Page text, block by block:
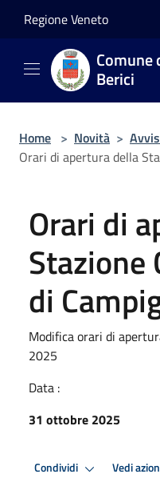
Regione Veneto
Comune
Berici
Home > Novità >
Orari di apertura della
Orari di
Stazione
di
Modifica orari di
2025
Data :
31 ottobre 2025
Condividi Vedi